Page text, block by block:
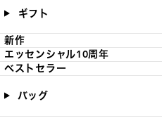
ギフト
新作
エッセンシャル10周年
ベストセラー
バッグ